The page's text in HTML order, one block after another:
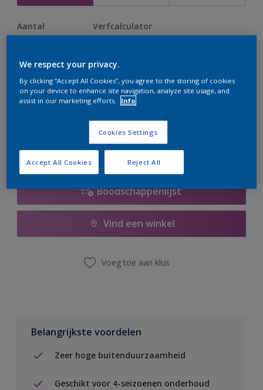
Aantal Verfcalculator
Op dit moment is het niet mogelijk dit product online
te bestellen. Houd de website in de gaten, we werken
Boodschappenlijst
Vind een winkel
Voeg toe aan klus
Belangrijkste voordelen
Zeer hoge buitenduurzaamheid
Geschikt voor 4-seizoenen onderhoud
We respect your privacy.
By clicking “Accept All Cookies”, you agree to the storing of cookies
on your device to enhance site navigation, analyze site usage, and
assist in our marketing efforts.
Info
Cookies Settings
Reject All
Accept All Cookies